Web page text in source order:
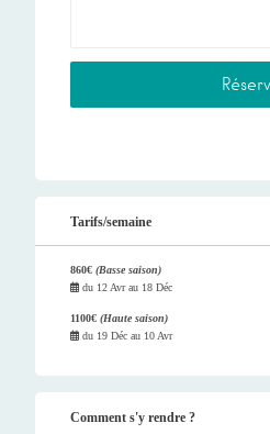
Tarifs/semaine
860€ (Basse saison)
du 12 Avrau 18 Déc
1100€ (Haute saison)
du 19 Déc au 10 Avr
Comment s'y rendre ?